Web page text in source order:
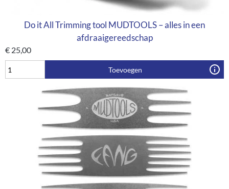
Do it All Trimming tool MUDTOOLS – alles in een
afdraaigereedschap
€ 25,00
Toevoegen